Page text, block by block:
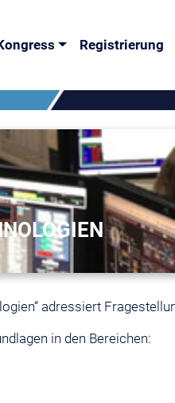
Registrierung
adressiert
in den Bereichen: